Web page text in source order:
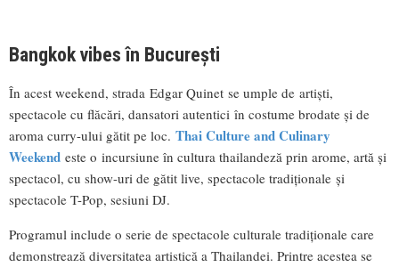
Bangkok vibes în București
În acest weekend, strada Edgar Quinet se umple de artiști,
spectacole cu flăcări, dansatori autentici în costume brodate și de
aroma curry-ului gătit pe loc. Thai Culture and Culinary
Weekend este o incursiune în cultura thailandeză prin arome, artă și
spectacol, cu show-uri de gătit live, spectacole tradiționale și
spectacole T-Pop, sesiuni DJ.
Programul include o serie de spectacole culturale tradiționale care
demonstrează diversitatea artistică a Thailandei. Printre acestea se